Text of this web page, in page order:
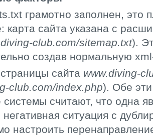
грамотно заполнен, это
карта сайта указана с
club.com/sitemap.txt).
создав нормальную
сайта www.diving-
club.com/index.php). Обе
системы считают, что одна
негативная ситуация с
настроить